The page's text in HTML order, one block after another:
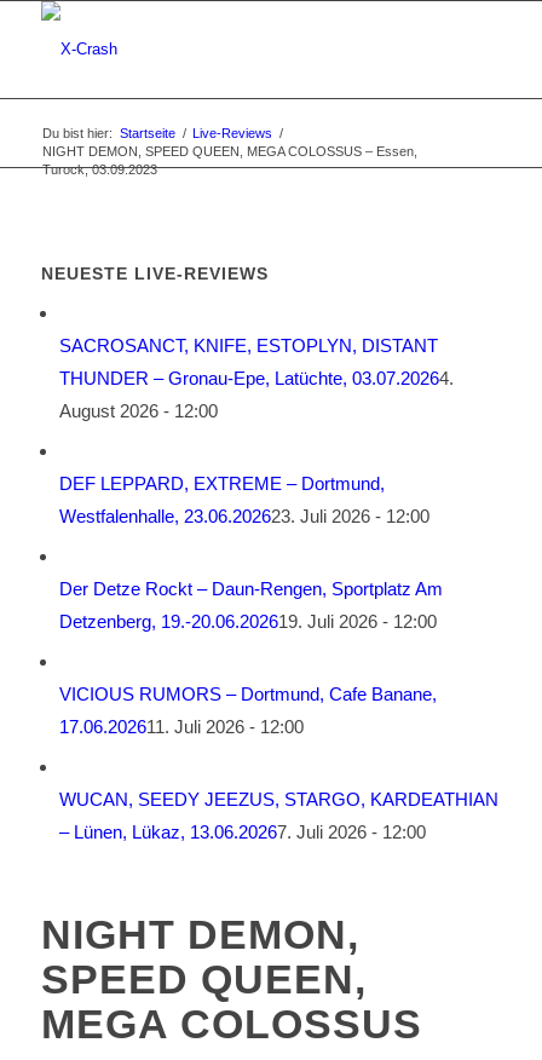
Du bist hier: Startseite / Live-Reviews /
NIGHT DEMON, SPEED QUEEN, MEGA COLOSSUS – Essen,
Turock, 03.09.2023
NEUESTE LIVE-REVIEWS
SACROSANCT, KNIFE, ESTOPLYN, DISTANT
THUNDER – Gronau-Epe, Latüchte, 03.07.20264.
August 2026 - 12:00
DEF LEPPARD, EXTREME – Dortmund,
Westfalenhalle, 23.06.202623. Juli 2026 - 12:00
Der Detze Rockt – Daun-Rengen, Sportplatz Am
Detzenberg, 19.-20.06.202619. Juli 2026 - 12:00
VICIOUS RUMORS – Dortmund, Cafe Banane,
17.06.202611. Juli 2026 - 12:00
WUCAN, SEEDY JEEZUS, STARGO, KARDEATHIAN
– Lünen, Lükaz, 13.06.20267. Juli 2026 - 12:00
NIGHT DEMON,
SPEED QUEEN,
MEGA COLOSSUS